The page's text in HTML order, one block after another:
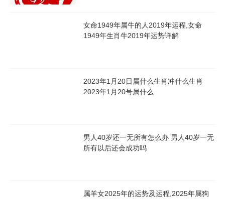
巳酉半合金局，财帛宫旺盛。申日、酉日出生者适合金融、投资领
女命1949年属牛的人2019年运程,女命
1949年生肖牛2019年运势详解
2023年1月20日属什么生肖冲什么生肖
2023年1月20号属什么
男人40岁还一无所有怎么办 男人40岁一无
所有以后还会成功吗
属羊女2025年的运势及运程,2025年属狗